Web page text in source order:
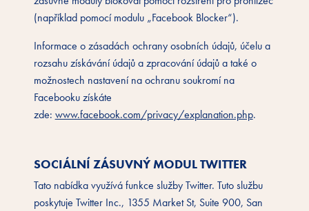
(například pomocí modulu „Facebook Blocker“).
Informace o zásadách ochrany osobních údajů, účelu a
rozsahu získávání údajů a zpracování údajů a také o
možnostech nastavení na ochranu soukromí na
Facebooku získáte
zde: www.facebook.com/privacy/explanation.php.
SOCIÁLNÍ ZÁSUVNÝ MODUL TWITTER
Tato nabídka využívá funkce služby Twitter. Tuto službu
poskytuje Twitter Inc., 1355 Market St, Suite 900, San